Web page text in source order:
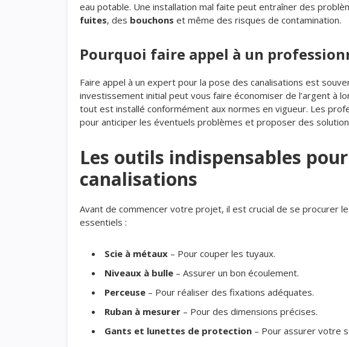
eau potable. Une installation mal faite peut entraîner des
fuites, des bouchons et même des risques de contamination.
Pourquoi faire appel à un
Faire appel à un expert pour la pose des canalisations est
investissement initial peut vous faire économiser de l’argent à
tout est installé conformément aux normes en vigueur. Les
pour anticiper les éventuels problèmes et proposer des
Les outils indispensables
canalisations
Avant de commencer votre projet, il est crucial de se procurer
essentiels :
Scie à métaux – Pour couper les tuyaux.
Niveaux à bulle – Assurer un bon écoulement.
Perceuse – Pour réaliser des fixations adéquates.
Ruban à mesurer – Pour des dimensions précises.
Gants et lunettes de protection – Pour assurer votre